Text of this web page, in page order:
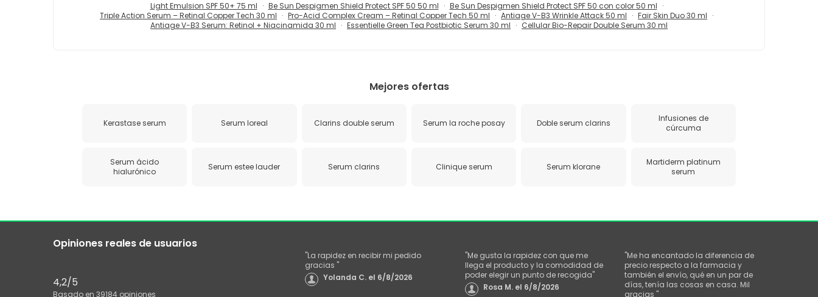
Light Emulsion SPF 50+ 75 ml Be Sun Despigmen Shield Protect SPF 50 50 ml
Be Sun Despigmen Shield Protect SPF 50 con color 50 ml
Triple Action Serum – Retinal Copper Tech 30 ml
Pro-Acid Complex Cream – Retinal Copper Tech 50 ml Antiage V-B3 Wrinkle Attack 50 ml
Fair Skin Duo 30 ml
Antiage V-B3 Serum: Retinol + Niacinamida 30 ml
Essentielle Green Tea Postbiotic Serum 30 ml Cellular Bio-Repair Double Serum 30 ml
Mejores ofertas
Kerastase serum Serum loreal Clarins double serum Serum la roche posay Doble serum clarins
Infusiones de
cúrcuma
Serum ácido
hialurónico
Serum estee lauder Serum clarins Clinique serum Serum klorane
Martiderm platinum
serum
Opiniones reales de usuarios
4,2/5
Basado en 39184 opiniones
"La rapidez en recibir mi pedido
gracias "
Yolanda C. el 6/8/2026
"Me gusta la rapidez con que me
llega el producto y la comodidad de
poder elegir un punto de recogida"
Rosa M. el 6/8/2026
"Me ha encantado la diferencia de
precio respecto a la farmacia y
también el envío, qué en un par de
días, tenía las cosas en casa. Mil
gracias "